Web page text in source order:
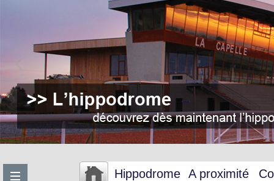
Hippodrome A proximité